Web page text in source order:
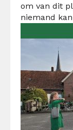
om van dit
niemand